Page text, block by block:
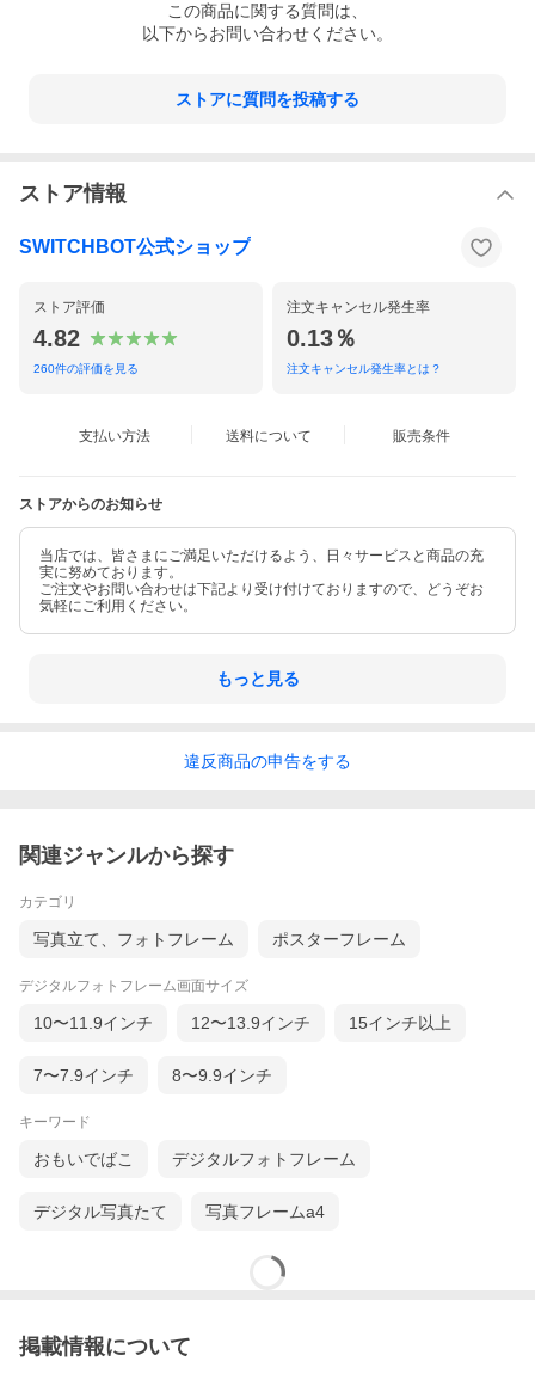
この商品に関する質問は、
以下からお問い合わせください。
ストアに質問を投稿する
ストア情報
SWITCHBOT公式ショップ
ストア評価
4.82
260件の評価を見る
注文キャンセル発生率
0.13％
注文キャンセル発生率とは？
支払い方法 送料について 販売条件
ストアからのお知らせ
当店では、皆さまにご満足いただけるよう、日々サービスと商品の充
実に努めております。
ご注文やお問い合わせは下記より受け付けておりますので、どうぞお
気軽にご利用ください。
もっと見る
違反商品の申告をする
関連ジャンルから探す
カテゴリ
写真立て、フォトフレーム ポスターフレーム
デジタルフォトフレーム画面サイズ
10〜11.9インチ 12〜13.9インチ 15インチ以上
7〜7.9インチ 8〜9.9インチ
キーワード
おもいでばこ デジタルフォトフレーム
デジタル写真たて 写真フレームa4
掲載情報について